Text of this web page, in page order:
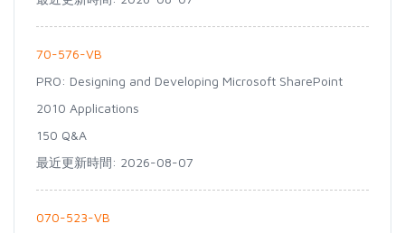
70-576-VB
PRO: Designing and Developing Microsoft SharePoint
2010 Applications
150 Q&A
最近更新時間: 2026-08-07
070-523-VB